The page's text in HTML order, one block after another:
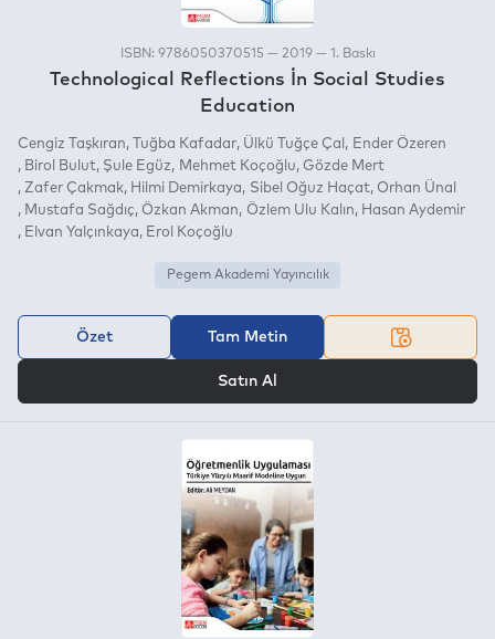
ISBN: 9786050370515 — 2019 — 1. Baskı
Technological Reflections İn Social Studies
Education
Cengiz Taşkıran Tuğba Kafadar Ülkü Tuğçe Çal
Ender Özeren
Birol Bulut Şule Egüz Mehmet Koçoğlu
Gözde Mert
Zafer Çakmak
Hilmi Demirkaya Sibel Oğuz Haçat Orhan Ünal
Mustafa Sağdıç
Özkan Akman Özlem Ulu Kalın
Hasan Aydemir
Elvan Yalçınkaya
Erol Koçoğlu
Pegem Akademi Yayıncılık
Özet Tam Metin
Satın Al